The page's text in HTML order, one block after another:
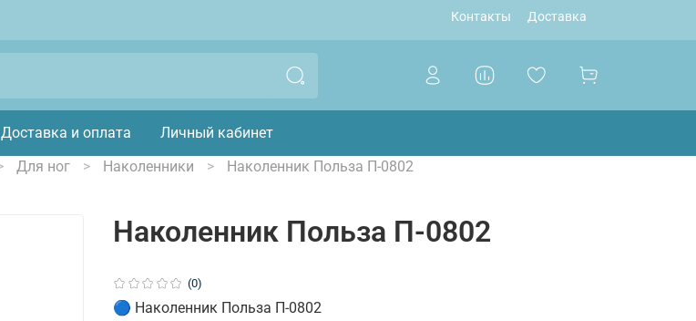
Контакты Доставка
Доставка и оплата
Личный кабинет
Для ног Наколенники Наколенник Польза П-0802
(0)
Наколенник Польза П-0802
🔵 Наколенник Польза П-0802